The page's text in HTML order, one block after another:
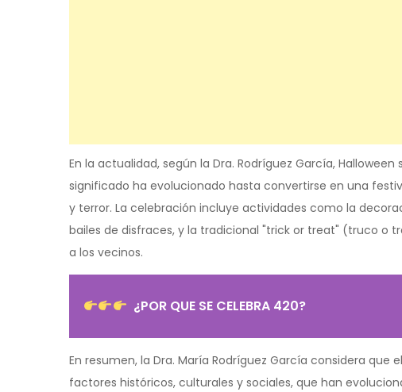
En la actualidad, según la Dra. Rodríguez García,
significado ha evolucionado hasta convertirse en una
y terror. La celebración incluye actividades como la
bailes de disfraces, y la tradicional "trick or treat" (truco o
a los vecinos.
¿POR QUE SE CELEBRA 420?
En resumen, la Dra. María Rodríguez García considera que
factores históricos, culturales y sociales, que han